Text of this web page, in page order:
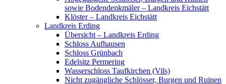
sowie Bodendenkmäler – Landkreis Eichstätt
Klöster – Landkreis Eichstätt
Landkreis Erding
Übersicht – Landkreis Erding
Schloss Aufhausen
Schloss Grünbach
Edelsitz Permering
Wasserschloss Taufkirchen (Vils)
Nicht zugängliche Schlösser, Burgen und Ruinen